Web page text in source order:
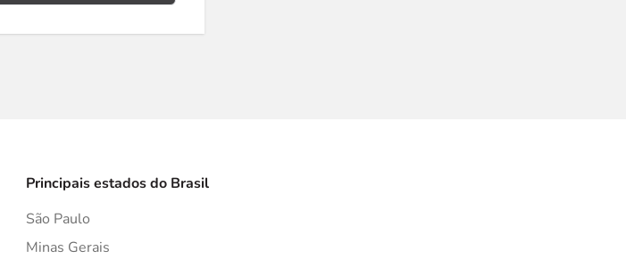
Principais estados do Brasil
São Paulo
Minas Gerais